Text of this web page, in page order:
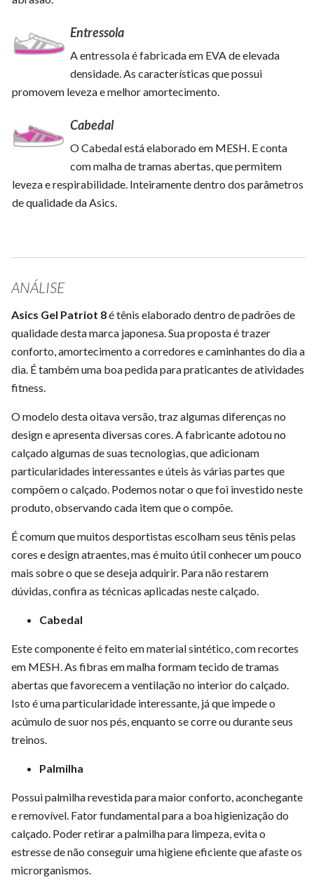
Entressola
A entressola é fabricada em EVA de elevada
densidade. As características que possui
promovem leveza e melhor amortecimento.
Cabedal
O Cabedal está elaborado em MESH. E conta
com malha de tramas abertas, que permitem
leveza e respirabilidade. Inteiramente dentro dos parâmetros
de qualidade da Asics.
ANÁLISE
Asics Gel Patriot 8é tênis elaborado dentro de padrões de
qualidade desta marca japonesa. Sua proposta é trazer
conforto, amortecimento a corredores e caminhantes do dia a
dia. É também uma boa pedida para praticantes de atividades
fitness.
O modelo desta oitava versão, traz algumas diferenças no
design e apresenta diversas cores. A fabricante adotou no
calçado algumas de suas tecnologias, que adicionam
particularidades interessantes e úteis às várias partes que
compõem o calçado. Podemos notar o que foi investido neste
produto, observando cada item que o compõe.
É comum que muitos desportistas escolham seus tênis pelas
cores e design atraentes, mas é muito útil conhecer um pouco
mais sobre o que se deseja adquirir. Para não restarem
dúvidas, confira as técnicas aplicadas neste calçado.
Cabedal
Este componente é feito em material sintético, com recortes
em MESH. As fibras em malha formam tecido de tramas
abertas que favorecem a ventilação no interior do calçado.
Isto é uma particularidade interessante, já que impede o
acúmulo de suor nos pés, enquanto se corre ou durante seus
treinos.
Palmilha
Possui palmilha revestida para maior conforto, aconchegante
e removível. Fator fundamental para a boa higienização do
calçado. Poder retirar a palmilha para limpeza, evita o
estresse de não conseguir uma higiene eficiente que afaste os
microrganismos.